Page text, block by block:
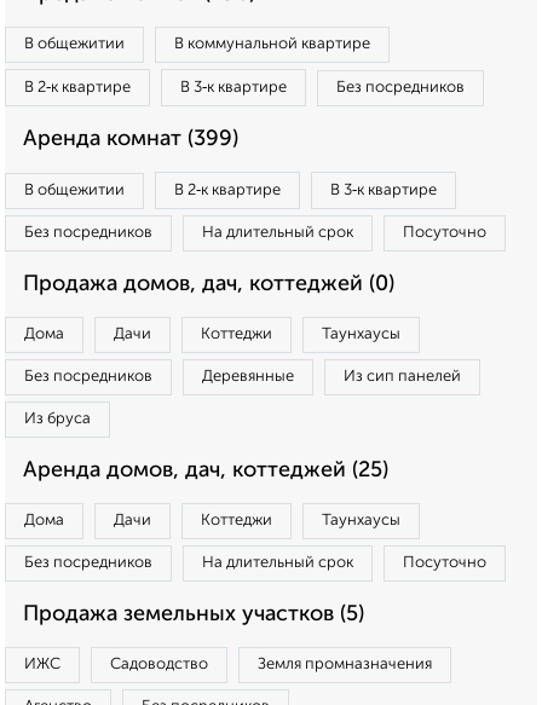
В общежитии В коммунальной квартире
В 2‑к квартире В 3‑к квартире Без посредников
Аренда комнат (399)
В общежитии В 2‑к квартире В 3‑к квартире
Без посредников На длительный срок Посуточно
Продажа домов, дач, коттеджей (0)
Дома Дачи Коттеджи Таунхаусы
Без посредников Деревянные Из сип панелей
Из бруса
Аренда домов, дач, коттеджей (25)
Дома Дачи Коттеджи Таунхаусы
Без посредников На длительный срок Посуточно
Продажа земельных участков (5)
ИЖС Садоводство Земля промназначения